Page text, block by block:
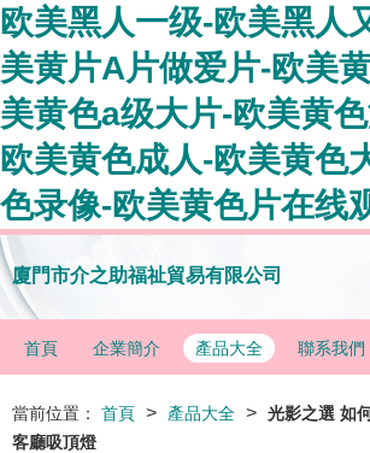
欧美黑人一级-欧美黑人
美黄片A片做爱片-欧美
美黄色a级大片-欧美黄
欧美黄色成人-欧美黄色
色录像-欧美黄色片在线
廈門市介之助福祉貿易有限公司
首頁 企業簡介 產品大全 聯系我們
當前位置： 首頁 > 產品大全 > 光影之選 如
客廳吸頂燈